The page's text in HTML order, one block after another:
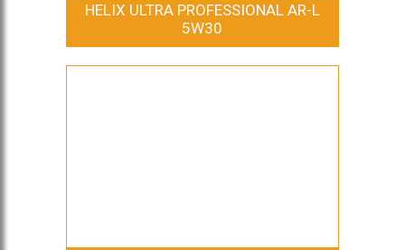
HELIX ULTRA PROFESSIONAL AR-L
5W30